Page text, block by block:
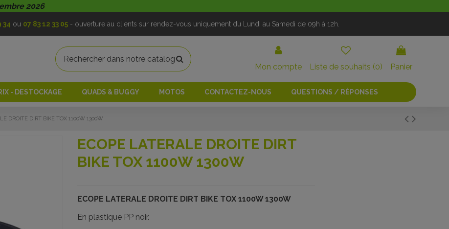
2026
34 ou 07 83 12 33 05- ouverture au clients sur rendez-vous uniquement du Lundi au Samedi de 09h à 12h.
Mon compte Liste de souhaits (0) Panier
- DESTOCKAGE QUADS & BUGGY MOTOS CONTACTEZ-NOUS QUESTIONS / RÉPONSES
DROITE DIRT BIKE TOX 1100W 1300W
ECOPE LATERALE DROITE DIRT
BIKE TOX 1100W 1300W
ECOPE LATERALE DROITE DIRT BIKE TOX 1100W 1300W
En plastique PP noir.